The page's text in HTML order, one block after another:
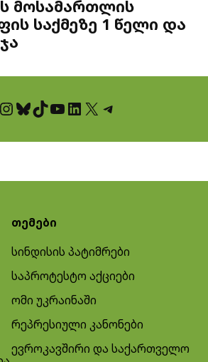
მოსამართლის
საქმეზე 1 წელი და
InstagramBluesky TikTok YouTube LinkedIn X Telegram
თემები
სინდისის პატიმრები
საპროტესტო აქციები
ომი უკრაინაში
რეპრესიული კანონები
ევროკავშირი და საქართველო